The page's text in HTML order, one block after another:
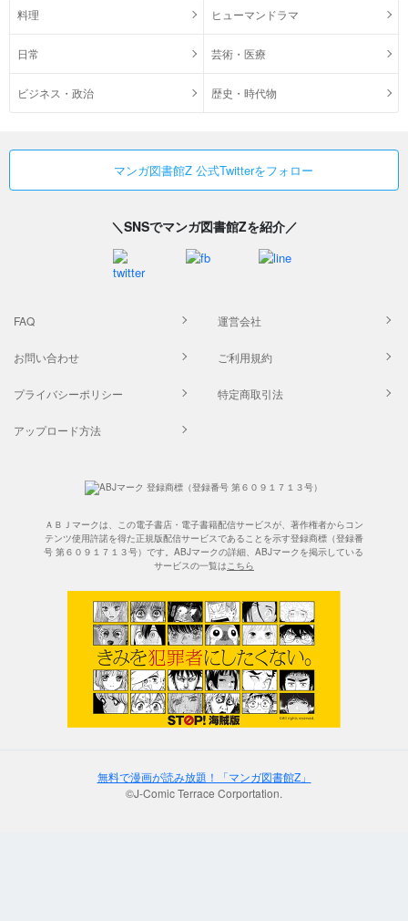
料理 ヒューマンドラマ
日常 芸術・医療
ビジネス・政治 歴史・時代物
マンガ図書館Z 公式Twitterをフォロー
＼SNSでマンガ図書館Zを紹介／
FAQ 運営会社
お問い合わせ ご利用規約
プライバシーポリシー 特定商取引法
アップロード方法
ＡＢＪマークは、この電子書店・電子書籍配信サービスが、著作権者からコン
テンツ使用許諾を得た正規版配信サービスであることを示す登録商標（登録番
号 第６０９１７１３号）です。ABJマークの詳細、ABJマークを掲示している
サービスの一覧はこちら
無料で漫画が読み放題！「マンガ図書館Z」
©J-Comic Terrace Corportation.